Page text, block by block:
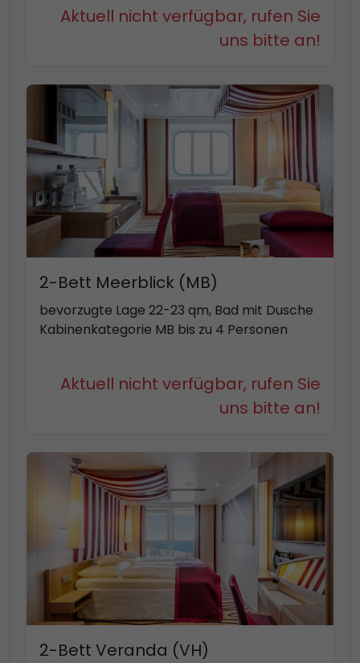
Aktuell nicht verfügbar, rufen Sie
uns bitte an!
2-Bett Meerblick (MB)
bevorzugte Lage 22-23 qm, Bad mit Dusche
Kabinenkategorie MB bis zu 4 Personen
Aktuell nicht verfügbar, rufen Sie
uns bitte an!
2-Bett Veranda (VH)